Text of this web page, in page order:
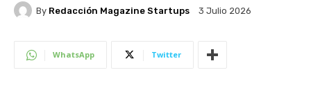
By Redacción Magazine Startups 3 Julio 2026
WhatsApp Twitter